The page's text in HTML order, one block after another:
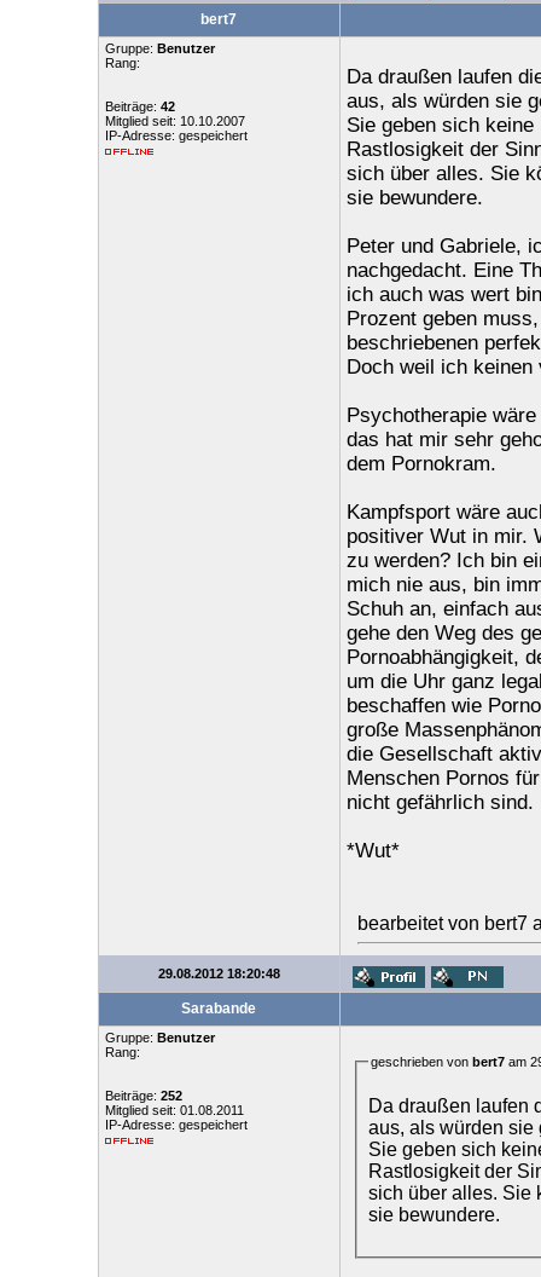
bert7
Gruppe: Benutzer
Rang:
Beiträge: 42
Mitglied seit: 10.10.2007
IP-Adresse: gespeichert
Da draußen laufen
aus, als würden sie
Sie geben sich
Rastlosigkeit der
sich über alles. Sie
sie bewundere.
Peter und Gabriele,
nachgedacht. Eine
ich auch was wert
Prozent geben
beschriebenen
Doch weil ich keinen
Psychotherapie
das hat mir sehr
dem Pornokram.
Kampfsport wäre
positiver Wut in mir.
zu werden? Ich bin
mich nie aus, bin
Schuh an, einfach
gehe den Weg des
Pornoabhängigkeit,
um die Uhr ganz
beschaffen wie
große
die Gesellschaft
Menschen Pornos
nicht gefährlich sind.
*Wut*
bearbeitet von bert7
29.08.2012 18:20:48
Sarabande
Gruppe: Benutzer
Rang:
Beiträge: 252
Mitglied seit: 01.08.2011
IP-Adresse: gespeichert
geschrieben von bert7am
Da draußen laufen
aus, als würden sie
Sie geben sich
Rastlosigkeit der
sich über alles. Sie
sie bewundere.